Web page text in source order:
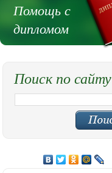
Помощь с
дипломом
Поиск по сайту